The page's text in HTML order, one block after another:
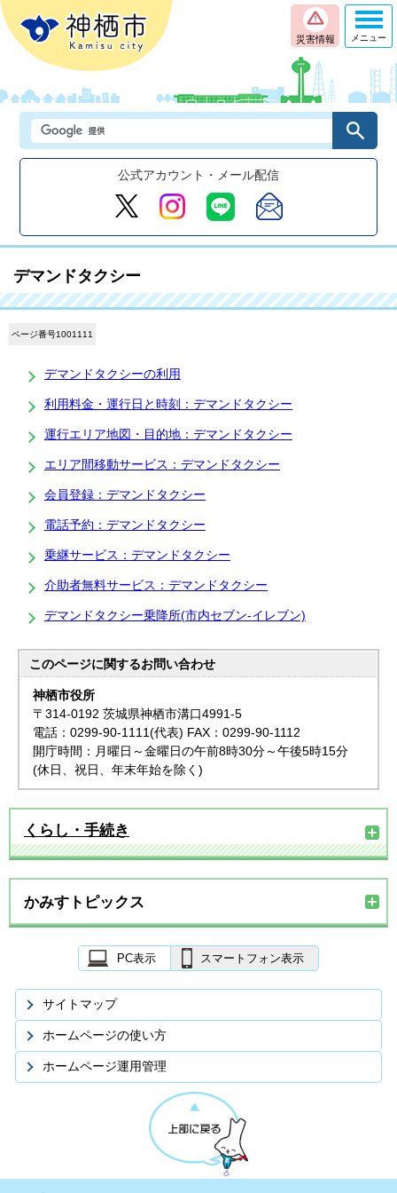
災害情報
公式アカウント・メール配信
メニュー
デマンドタクシー
ページ番号1001111
デマンドタクシーの利用
利用料金・運行日と時刻：デマンドタクシー
運行エリア地図・目的地：デマンドタクシー
エリア間移動サービス：デマンドタクシー
会員登録：デマンドタクシー
電話予約：デマンドタクシー
乗継サービス：デマンドタクシー
介助者無料サービス：デマンドタクシー
デマンドタクシー乗降所(市内セブン-イレブン)
このページに関するお問い合わせ
神栖市役所
〒314-0192 茨城県神栖市溝口4991-5
電話：0299-90-1111(代表) FAX：0299-90-1112
開庁時間：月曜日～金曜日の午前8時30分～午後5時15分
(休日、祝日、年末年始を除く)
くらし・手続き
かみすトピックス
PC表示 スマートフォン表示
サイトマップ
ホームページの使い方
ホームページ運用管理